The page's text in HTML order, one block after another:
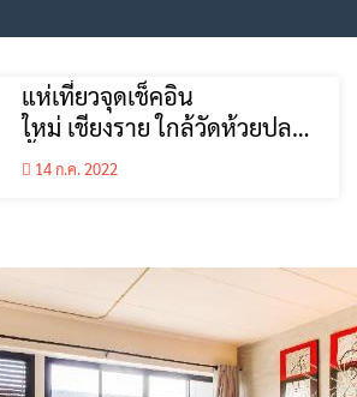
แห่เที่ยวจุดเช็คอิน
ใหม่ เชียงราย ใกล้วัดห้วยปลา
กั้ง เหมือนอยู่ในป่าหิมพานต์
14 ก.ค. 2022